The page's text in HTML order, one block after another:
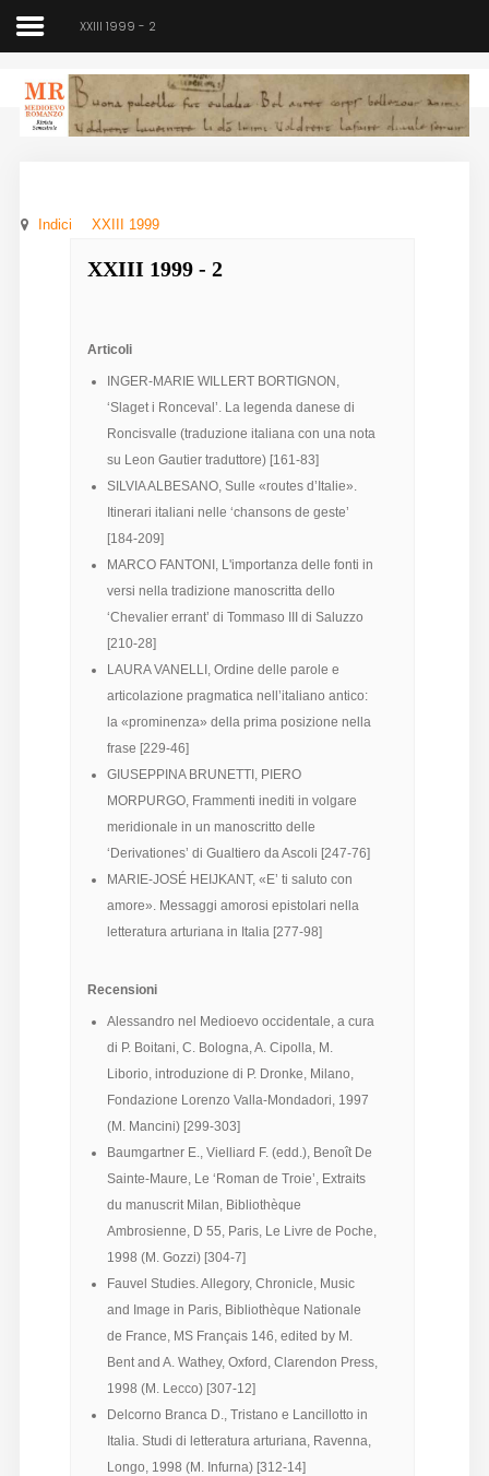
Medioevo Romanzo
Seminario
XXIII 1999 - 2
Indici XXIII 1999
XXIII 1999 - 2
Articoli
INGER-MARIE WILLERT BORTIGNON,
‘Slaget i Ronceval’. La legenda danese di
Roncisvalle (traduzione italiana con una nota
su Leon Gautier traduttore) [161-83]
SILVIA ALBESANO, Sulle «routes d’Italie».
Itinerari italiani nelle ‘chansons de geste’
[184-209]
MARCO FANTONI, L'importanza delle fonti in
versi nella tradizione manoscritta dello
‘Chevalier errant’ di Tommaso III di Saluzzo
[210-28]
LAURA VANELLI, Ordine delle parole e
articolazione pragmatica nell’italiano antico:
la «prominenza» della prima posizione nella
frase [229-46]
GIUSEPPINA BRUNETTI, PIERO
MORPURGO, Frammenti inediti in volgare
meridionale in un manoscritto delle
‘Derivationes’ di Gualtiero da Ascoli [247-76]
MARIE-JOSÉ HEIJKANT, «E’ ti saluto con
amore». Messaggi amorosi epistolari nella
letteratura arturiana in Italia [277-98]
Recensioni
Alessandro nel Medioevo occidentale, a cura
di P. Boitani, C. Bologna, A. Cipolla, M.
Liborio, introduzione di P. Dronke, Milano,
Fondazione Lorenzo Valla-Mondadori, 1997
(M. Mancini) [299-303]
Baumgartner E., Vielliard F. (edd.), Benoît De
Sainte-Maure, Le ‘Roman de Troie’, Extraits
du manuscrit Milan, Bibliothèque
Ambrosienne, D 55, Paris, Le Livre de Poche,
1998 (M. Gozzi) [304-7]
Fauvel Studies. Allegory, Chronicle, Music
and Image in Paris, Bibliothèque Nationale
de France, MS Français 146, edited by M.
Bent and A. Wathey, Oxford, Clarendon Press,
1998 (M. Lecco) [307-12]
Delcorno Branca D., Tristano e Lancillotto in
Italia. Studi di letteratura arturiana, Ravenna,
Longo, 1998 (M. Infurna) [312-14]